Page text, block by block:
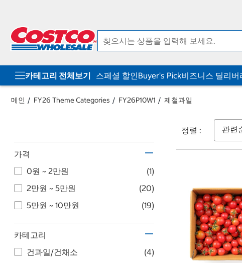
카테고리 전체보기 스페셜 할인Buyer's Pick비즈니스 딜리버
메인 FY26 Theme Categories FY26P10W1 제철과일
가격
0원 ~ 2만원
(1)
2만원 ~ 5만원
(20)
5만원 ~ 10만원
(19)
카테고리
건과일/건채소
(4)
정렬 :